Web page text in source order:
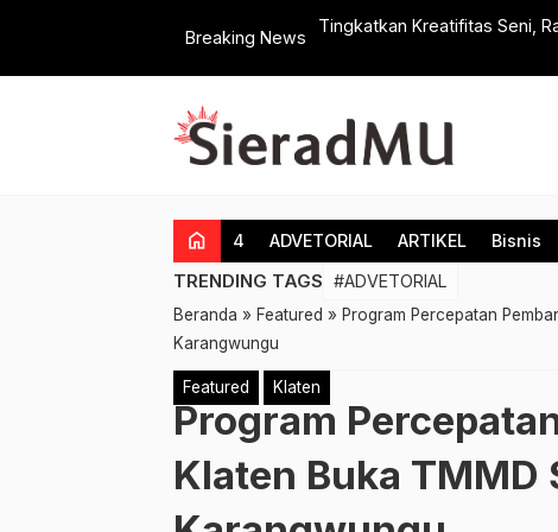
Breaking News
Tingkatkan Kreatifitas Seni,
home 4 ADVETORIAL ARTIKEL Bisnis
TRENDING TAGS #ADVETORIAL
Beranda » Featured » Program Percepatan
Karangwungu
Featured Klaten
Program
Klaten Buka TMMD